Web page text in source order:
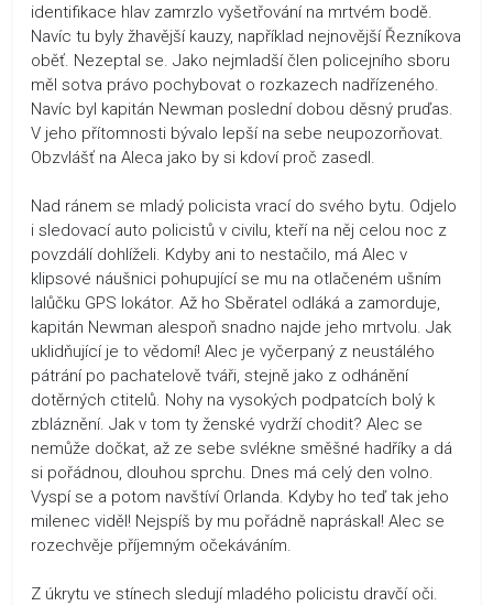
identifikace hlav zamrzlo vyšetřování na mrtvém bodě.
Navíc tu byly žhavější kauzy, například nejnovější Řezníkova
oběť. Nezeptal se. Jako nejmladší člen policejního sboru
měl sotva právo pochybovat o rozkazech nadřízeného.
Navíc byl kapitán Newman poslední dobou děsný pruďas.
V jeho přítomnosti bývalo lepší na sebe neupozorňovat.
Obzvlášť na Aleca jako by si kdoví proč zasedl.
Nad ránem se mladý policista vrací do svého bytu. Odjelo
i sledovací auto policistů v civilu, kteří na něj celou noc z
povzdálí dohlíželi. Kdyby ani to nestačilo, má Alec v
klipsové náušnici pohupující se mu na otlačeném ušním
lalůčku GPS lokátor. Až ho Sběratel odláká a zamorduje,
kapitán Newman alespoň snadno najde jeho mrtvolu. Jak
uklidňující je to vědomí! Alec je vyčerpaný z neustálého
pátrání po pachatelově tváři, stejně jako z odhánění
dotěrných ctitelů. Nohy na vysokých podpatcích bolý k
zbláznění. Jak v tom ty ženské vydrží chodit? Alec se
nemůže dočkat, až ze sebe svlékne směšné hadříky a dá
si pořádnou, dlouhou sprchu. Dnes má celý den volno.
Vyspí se a potom navštíví Orlanda. Kdyby ho teď tak jeho
milenec viděl! Nejspíš by mu pořádně napráskal! Alec se
rozechvěje příjemným očekáváním.
Z úkrytu ve stínech sledují mladého policistu dravčí oči.